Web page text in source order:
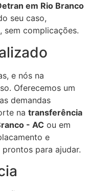
em Rio Branco
seu caso,
sem complicações.
e nós na
Oferecemos um
demandas
na transferência
- AC ou em
e
para ajudar.